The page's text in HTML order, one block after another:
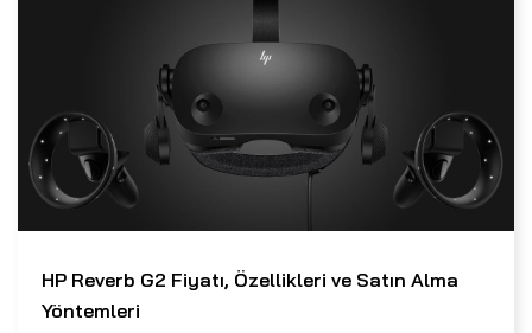
HP Reverb G2 Fiyatı, Özellikleri ve Satın Alma
Yöntemleri